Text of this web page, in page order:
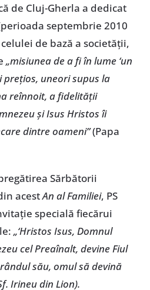
de Cluj-Gherla a dedicat
septembrie 2010
de bază a societăţii,
„misiunea de a fi în lume ‘un
preţios, uneori supus la
reînnoit, a fidelităţii
şi Isus Hristos îi
dintre oameni”(Papa
Sărbătorii
acestAn al Familiei, PS
specială fiecărui
„‘Hristos Isus, Domnul
cel Preaînalt, devine Fiul
său, omul să devină
Irineu din Lion).